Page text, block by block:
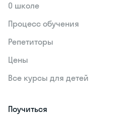
О школе
Процесс обучения
Репетиторы
Цены
Все курсы для детей
Поучиться